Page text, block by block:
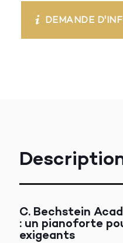
DEMANDE
C. Bechstein
: un pianoforte
exigeants